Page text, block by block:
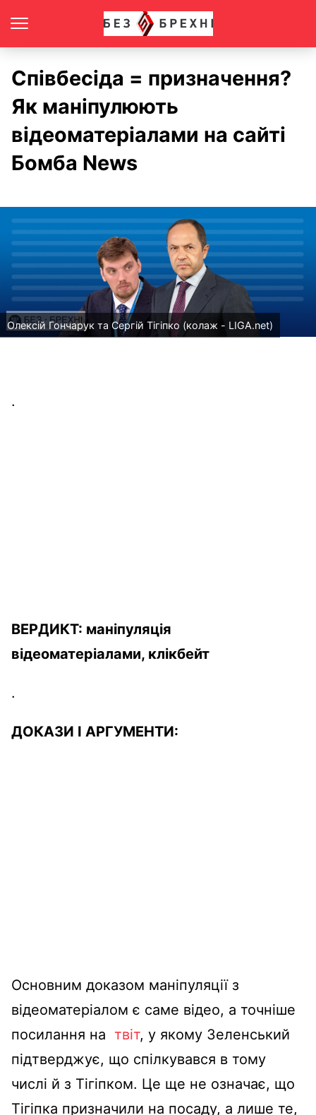
Співбесіда = призначення?
Як маніпулюють
відеоматеріалами на сайті
Бомба News
Олексій Гончарук та Сергій Тігіпко (колаж - LIGA.net)
.
ВЕРДИКТ: маніпуляція
відеоматеріалами, клікбейт
.
ДОКАЗИ І АРГУМЕНТИ:
Основним доказом маніпуляціїз
відеоматеріалом є саме відео, а точніше
посилання на твіт, у якому Зеленський
підтверджує, що спілкувався в тому
числі й з Тігіпком. Це ще не означає, що
Тігіпка призначили на посаду, а лише те,